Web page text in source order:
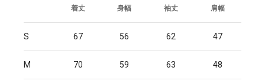
着丈 身幅 袖丈 肩幅
S 67 56 62 47
M 70 59 63 48